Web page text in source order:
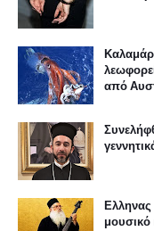
από
Ελληνας